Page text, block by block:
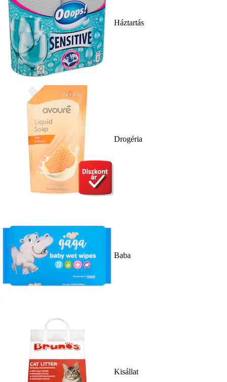
Háztartás
Drogéria
Baba
Kisállat